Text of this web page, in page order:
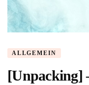
ALLGEMEIN
[Unpacking]